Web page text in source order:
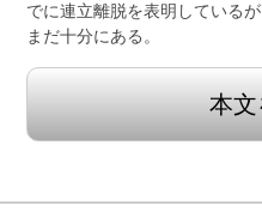
でに連立離脱を表明している
まだ十分にある。
本文